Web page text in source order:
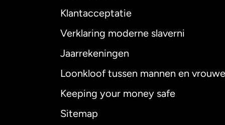
Klantacceptatie
Verklaring moderne slaverni
Jaarrekeningen
Loonkloof tussen mannen en
Keeping your money safe
Sitemap
Australië